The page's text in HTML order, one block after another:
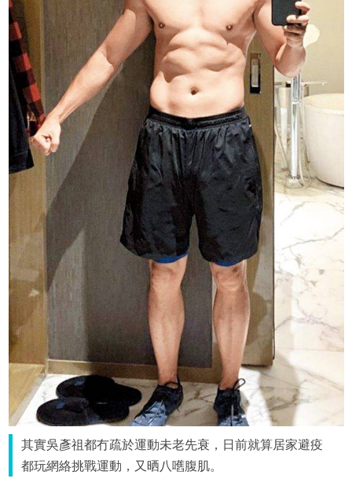
其實吳彥祖都冇疏於運動未老先衰，日前就算居家避疫
都玩網絡挑戰運動，又晒八嚿腹肌。